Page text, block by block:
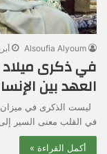
Alsoufia Alyoum أبريل
في ذكرى ميلاد
العهد بين
ليست الذكرى في ميزان
في القلب معنى السير
أكمل القراءة »